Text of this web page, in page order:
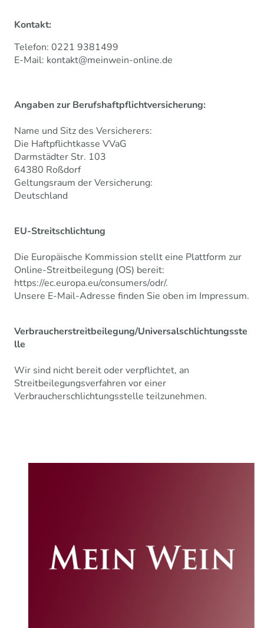
Kontakt:
Telefon: 0221 9381499
E-Mail: kontakt@meinwein-online.de
Angaben zur Berufshaftpflichtversicherung:
Name und Sitz des Versicherers:
Die Haftpflichtkasse VVaG
Darmstädter Str. 103
64380 Roßdorf
Geltungsraum der Versicherung:
Deutschland
EU-Streitschlichtung
Die Europäische Kommission stellt eine Plattform zur
Online-Streitbeilegung (OS) bereit:
https://ec.europa.eu/consumers/odr/.
Unsere E-Mail-Adresse finden Sie oben im Impressum.
Verbraucherstreitbeilegung/Universalschlichtungsste
lle
Wir sind nicht bereit oder verpflichtet, an
Streitbeilegungsverfahren vor einer
Verbraucherschlichtungsstelle teilzunehmen.